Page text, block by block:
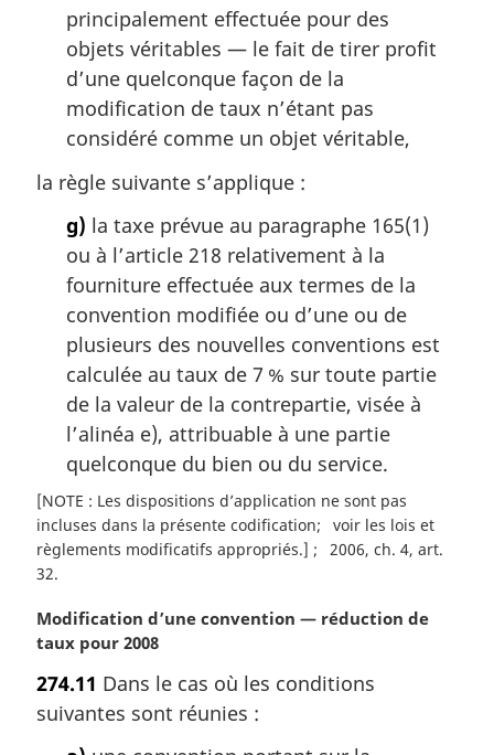
principalement effectuée pour des
objets véritables — le fait de tirer profit
d’une quelconque façon de la
modification de taux n’étant pas
considéré comme un objet véritable,
la règle suivante s’applique :
g) la taxe prévue au paragraphe 165(1)
ou à l’article 218 relativement à la
fourniture effectuée aux termes de la
convention modifiée ou d’une ou de
plusieurs des nouvelles conventions est
calculée au taux de 7 % sur toute partie
de la valeur de la contrepartie, visée à
l’alinéa e), attribuable à une partie
quelconque du bien ou du service.
[NOTE : Les dispositions d’application ne sont pas
incluses dans la présente codification
voir les lois et
règlements modificatifs appropriés.]
2006, ch. 4, art.
32
N
o
e
m
Modification d’une convention — réduction de
taux pour 2008
274.11 Dans le cas où les conditions
suivantes sont réunies :